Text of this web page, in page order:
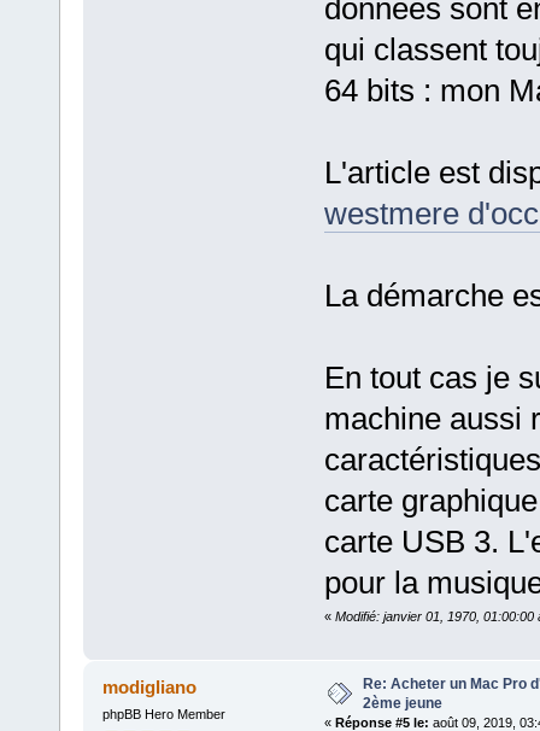
données sont
qui classent
64 bits : mon
L'article est
westmere
La démarche
En tout cas je
machine aussi
carte
carte USB 3.
pour la
« Modifié: janvier 01, 1970, 01:00:00
modigliano
phpBB Hero Member
Re: Acheter un Mac Pro
2ème jeune
« Réponse #5 le: août 09, 2019,